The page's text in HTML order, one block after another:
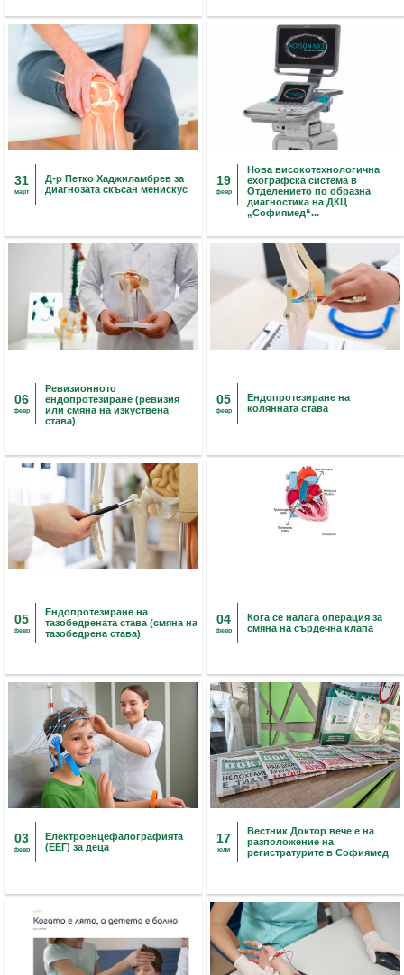
31
март
Д-р Петко Хаджиламбрев за
диагнозата скъсан менискус
19
февр
Нова високотехнологична
ехографска система в
Отделението по образна
диагностика на ДКЦ
„Софиямед“...
06
февр
Ревизионното
ендопротезиране (ревизия
или смяна на изкуствена
става)
05
февр
Ендопротезиране на
колянната става
05
февр
Ендопротезиране на
тазобедрената става (смяна на
тазобедрена става)
04
февр
Кога се налага операция за
смяна на сърдечна клапа
03
февр
Електроенцефалографията
(ЕЕГ) за деца
17
юли
Вестник Доктор вече е на
разположение на
регистратурите в Софиямед